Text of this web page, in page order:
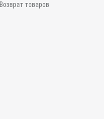
Возврат товаров